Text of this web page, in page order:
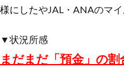
様にしたやJAL・ANAのマ
▼状況所感
まだまだ「預金」の